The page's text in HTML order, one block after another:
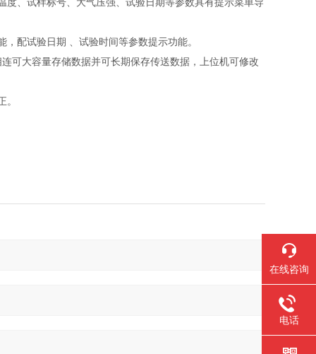
配试验日期 、试验时间等参数提示功能。
可大容量存储数据并可长期保存传送数据，上位机可修改
在线咨询
电话